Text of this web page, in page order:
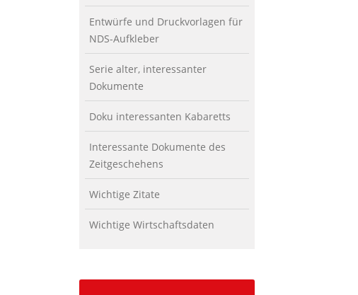
Entwürfe und Druckvorlagen für
NDS-Aufkleber
Serie alter, interessanter
Dokumente
Doku interessanten Kabaretts
Interessante Dokumente des
Zeitgeschehens
Wichtige Zitate
Wichtige Wirtschaftsdaten